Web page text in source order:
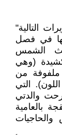
التالية"
في فصل
الشمس
(وهي
من
التي
والدتي
بالعامية
والحاجيات